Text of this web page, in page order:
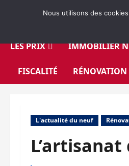
LES PRIX
IMMOBILIER
FISCALITÉ RÉNOVATION
L'actualité du neuf
Nous utilisons des